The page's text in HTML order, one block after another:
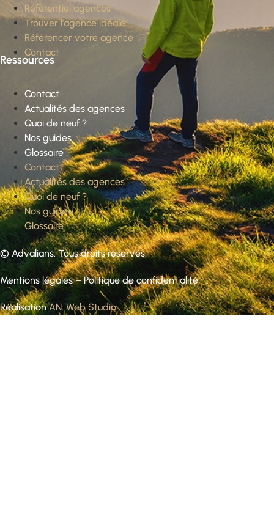
Référentiel agences
Trouver l’agence idéale
Référencer votre agence
Contact
Ressources
Contact
Actualités des agences
Quoi de neuf ?
Nos guides
Glossaire
Contact
Actualités des agences
Quoi de neuf ?
Nos guides
Glossaire
© Advalians. Tous droits réservés.
Mentions légales–Politique de confidentialité
RéalisationAN. Web Studio.